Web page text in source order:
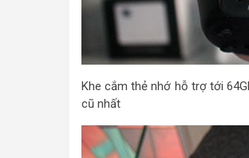
Khe cắm thẻ nhớ hỗ trợ tới
cũ nhất